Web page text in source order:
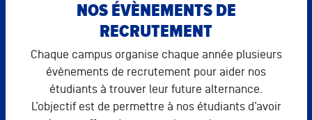
NOS ÉVÈNEMENTS DE
RECRUTEMENT
Chaque campus organise chaque année plusieurs
évènements de recrutement pour aider nos
étudiants à trouver leur future alternance.
L’objectif est de permettre à nos étudiants d’avoir